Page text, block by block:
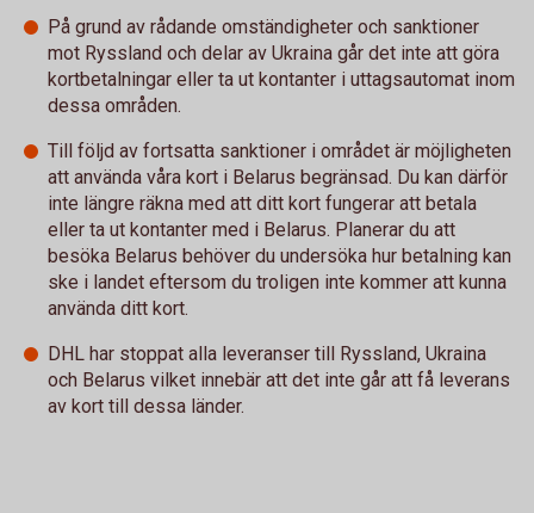
På grund av rådande omständigheter och sanktioner
mot Ryssland och delar av Ukraina går det inte att göra
kortbetalningar eller ta ut kontanter i uttagsautomat inom
dessa områden.
Till följd av fortsatta sanktioner i området är möjligheten
att använda våra kort i Belarus begränsad. Du kan därför
inte längre räkna med att ditt kort fungerar att betala
eller ta ut kontanter med i Belarus. Planerar du att
besöka Belarus behöver du undersöka hur betalning kan
ske i landet eftersom du troligen inte kommer att kunna
använda ditt kort.
DHL har stoppat alla leveranser till Ryssland, Ukraina
och Belarus vilket innebär att det inte går att få leverans
av kort till dessa länder.